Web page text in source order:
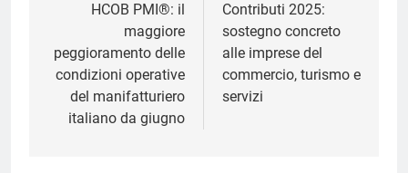
articoliHCOB PMI®: il
maggiore
peggioramento delle
condizioni operative
del manifatturiero
italiano da giugno
Contributi 2025:
sostegno concreto
alle imprese del
commercio, turismo e
servizi